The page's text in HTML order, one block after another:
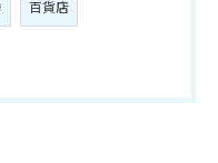
百貨店